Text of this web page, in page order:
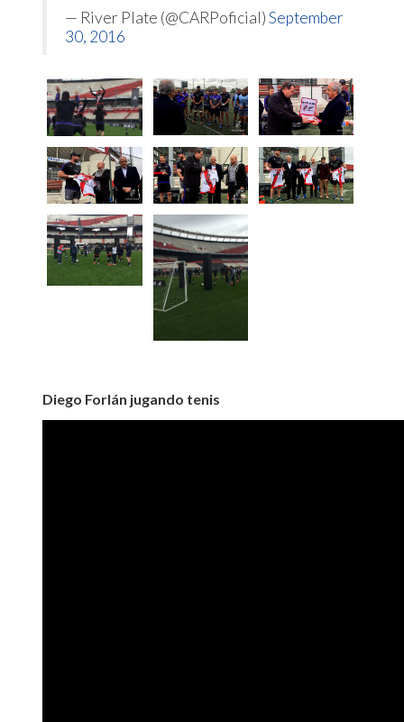
— River Plate (@CARPoficial)September
30, 2016
Diego Forlán jugando tenis